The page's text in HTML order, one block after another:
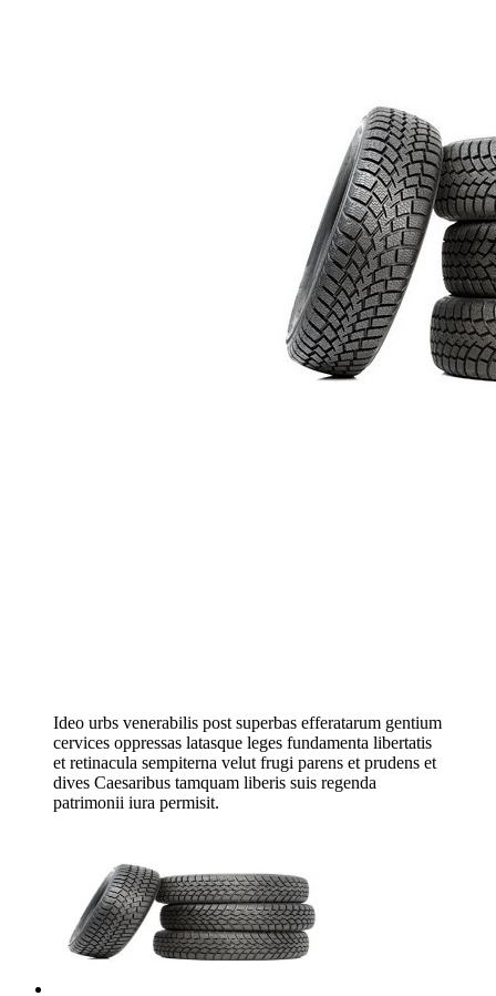
Ideo urbs venerabilis post superbas efferatarum gentium
cervices oppressas latasque leges fundamenta libertatis
et retinacula sempiterna velut frugi parens et prudens et
dives Caesaribus tamquam liberis suis regenda
patrimonii iura permisit.